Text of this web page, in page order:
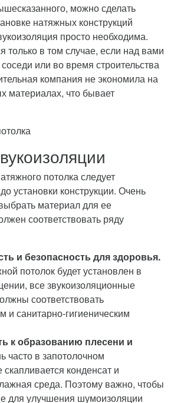
можно сделать
натяжных конструкций
просто необходима.
только в том случае, если над вами
или во время строительства
компания не экономила на
материалах, что бывает
потолка следует
установки конструкции. Очень
материал для ее
соответствовать ряду
и безопасность для здоровья.
потолок будет установлен в
все звукоизоляционные
соответствовать
и санитарно-гигиеническим
к образованию плесени и
часто в запотолочном
скапливается конденсат и
среда. Поэтому важно, чтобы
для улучшения шумоизоляции